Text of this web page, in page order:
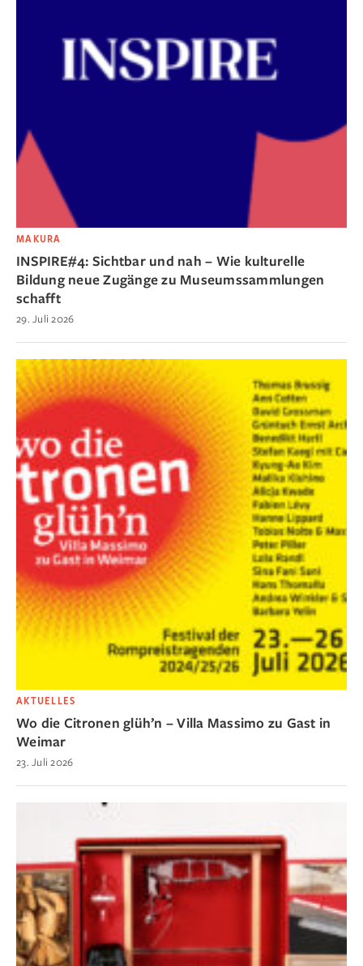
MAKURA
INSPIRE#4: Sichtbar und nah – Wie kulturelle
Bildung neue Zugänge zu Museumssammlungen
schafft
29. Juli 2026
AKTUELLES
Wo die Citronen glüh’n – Villa Massimo zu Gast in
Weimar
23. Juli 2026